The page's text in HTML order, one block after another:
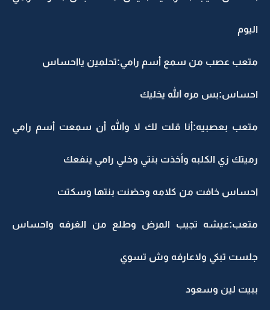
اليوم
متعب عصب ‏من سمع أسم رامي:تحلمين يااحساس
احساس:بس مره الله يخليك
متعب بعصبيه:أنا قلت لك لا والله أن سمعت أسم رامي
رميتك زي الكلبه وأخذت بنتي وخلي رامي ينفعك
احساس خافت من كلامه وحضنت بنتها وسكتت
متعب:عيشه تجيب المرض وطلع ‏من الغرفه واحساس
جلست تبكي ولاعارفه وش تسوي
ببيت لين وسعود